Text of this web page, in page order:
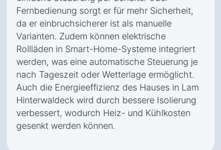
Fernbedienung sorgt er für mehr Sicherheit,
da er einbruchsicherer ist als manuelle
Varianten. Zudem können elektrische
Rollläden in Smart-Home-Systeme integriert
werden, was eine automatische Steuerung je
nach Tageszeit oder Wetterlage ermöglicht.
Auch die Energieeffizienz des Hauses in Lam
Hinterwaldeck wird durch bessere Isolierung
verbessert, wodurch Heiz- und Kühlkosten
gesenkt werden können.